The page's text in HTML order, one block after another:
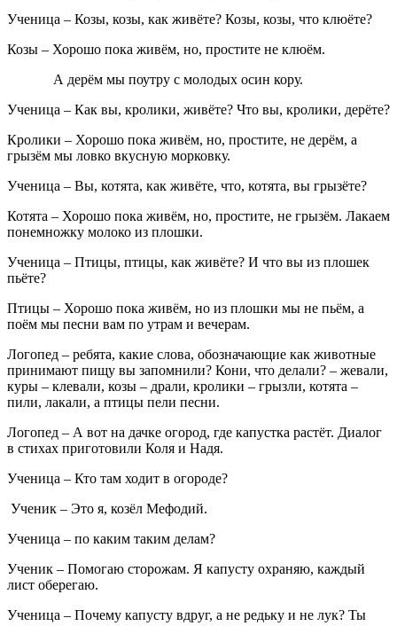
Ученица – Козы, козы, как живёте? Козы, козы, что клюёте?
Козы – Хорошо пока живём, но, простите не клюём.
А дерём мы поутру с молодых осин кору.
Ученица – Как вы, кролики, живёте? Что вы, кролики, дерёте?
Кролики – Хорошо пока живём, но, простите, не дерём, а
грызём мы ловко вкусную морковку.
Ученица – Вы, котята, как живёте, что, котята, вы грызёте?
Котята – Хорошо пока живём, но, простите, не грызём. Лакаем
понемножку молоко из плошки.
Ученица – Птицы, птицы, как живёте? И что вы из плошек
пьёте?
Птицы – Хорошо пока живём, но из плошки мы не пьём, а
поём мы песни вам по утрам и вечерам.
Логопед – ребята, какие слова, обозначающие как животные
принимают пищу вы запомнили? Кони, что делали? – жевали,
куры – клевали, козы – драли, кролики – грызли, котята –
пили, лакали, а птицы пели песни.
Логопед – А вот на дачке огород, где капустка растёт. Диалог
в стихах приготовили Коля и Надя.
Ученица – Кто там ходит в огороде?
Ученик – Это я, козёл Мефодий.
Ученица – по каким таким делам?
Ученик – Помогаю сторожам. Я капусту охраняю, каждый
лист оберегаю.
Ученица – Почему капусту вдруг, а не редьку и не лук? Ты